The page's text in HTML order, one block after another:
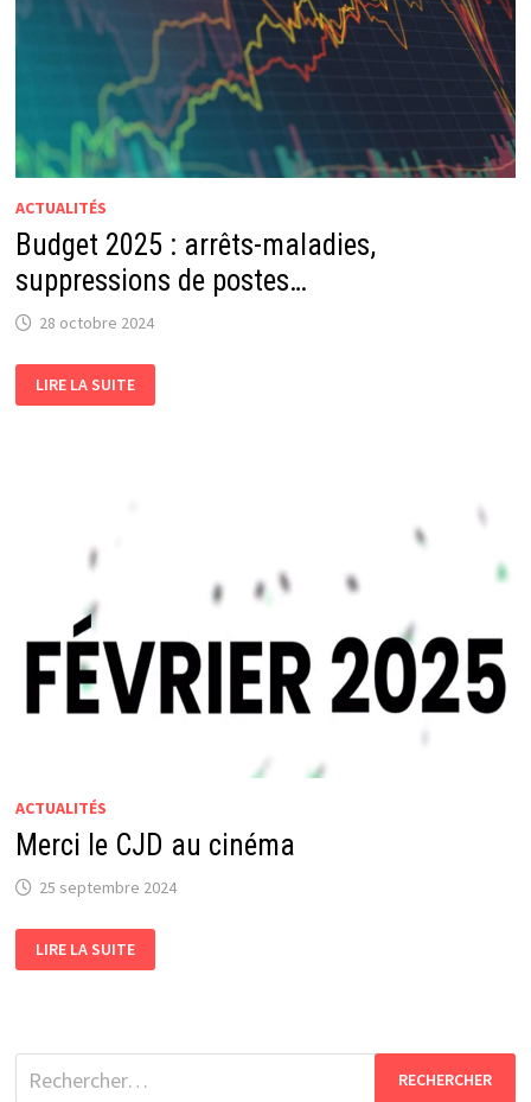
ACTUALITÉS
Budget 2025 : arrêts-maladies,
suppressions de postes…
28 octobre 2024
2025
:
LIRE LA SUITE
ACTUALITÉS
Merci le CJD au cinéma
25 septembre 2024
LE
CJD
LIRE LA SUITE
Rechercher :